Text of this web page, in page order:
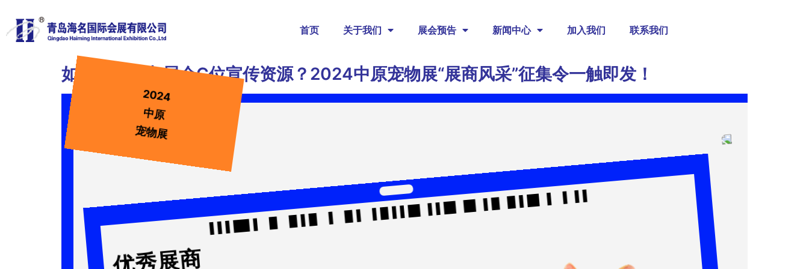
首页 关于我们 展会预告 新闻中心 加入我们 联系我们
如何提前抢占展会C位宣传资源？2024中原宠物展“展商风采”征集令一触即发！
2024
中原
宠物展
优秀展商